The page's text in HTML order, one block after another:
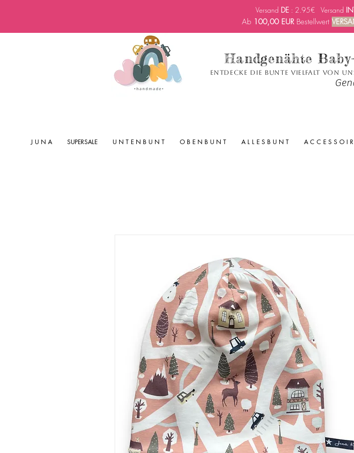
Versand DE : 2.95€ Versand
Ab 100,00 EURBestellwert
Handgenähte
Entdecke die bunte Vielfalt von
J U N A SUPERSALE U N T E N B U N T O B E N B U N T A L L E S B U N T A C C E S S O I